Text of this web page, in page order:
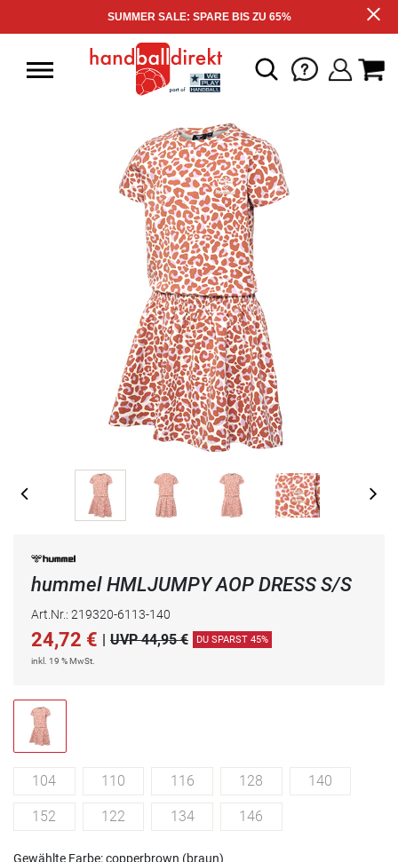
SUMMER SALE: SPARE BIS ZU 65%
hummel HMLJUMPY AOP DRESS S/S
Art.Nr.: 219320-6113-140
24,72 € | UVP 44,95 € DU SPARST 45%
inkl. 19 % MwSt.
104 110 116 128 140
152 122 134 146
Gewählte Farbe: copperbrown (braun)